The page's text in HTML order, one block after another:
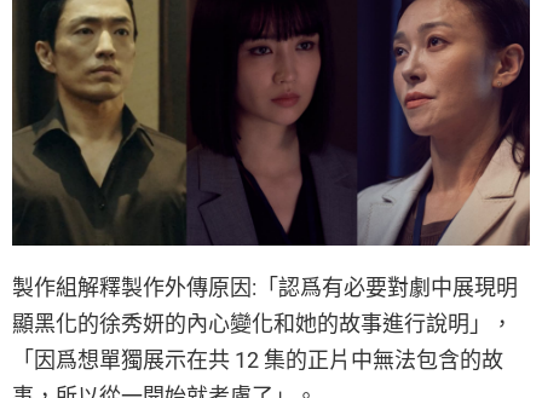
製作組解釋製作外傳原因:「認爲有必要對劇中展現明
顯黑化的徐秀妍的內心變化和她的故事進行說明」，
「因爲想單獨展示在共 12 集的正片中無法包含的故